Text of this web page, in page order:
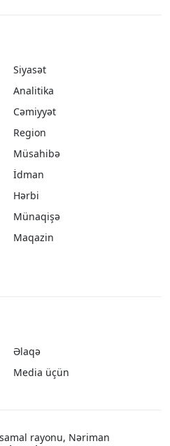
Siyasət
Analitika
Cəmiyyət
Region
Müsahibə
İdman
Hərbi
Münaqişə
Maqazin
Əlaqə
Media üçün
rayonu, Nəriman